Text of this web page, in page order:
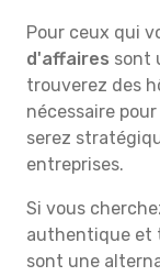
Pour ceux qui
d'affaires sont
trouverez des
nécessaire
serez
entreprises.
Si vous
authentique et
sont une